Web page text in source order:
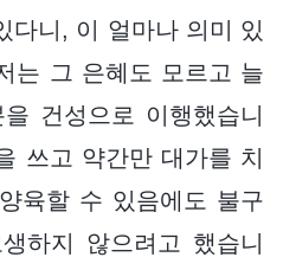
다니, 이 얼마나 의미 있
는 그 은혜도 모르고 늘
건성으로 이행했습니
쓰고 약간만 대가를 치
육할 수 있음에도 불구
하지 않으려고 했습니